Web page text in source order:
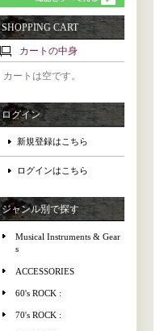
SHOPPING CART
カートの中身
カートは空です。
ログイン
新規登録はこちら
ログインはこちら
ジャンル別で探す
Musical Instruments & Gear
s
ACCESSORIES
60's ROCK :
70's ROCK :